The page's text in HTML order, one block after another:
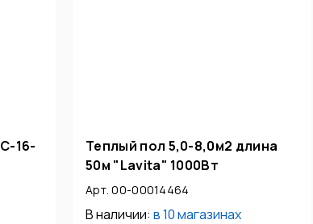
16-
Теплый пол 5,0-8,0м2 длина
50м "Lavita" 1000Вт
Арт. 00-00014464
В наличии: в10 магазинах